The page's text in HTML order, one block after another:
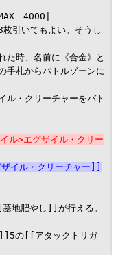
　4000|
引いてもよい。そうし
た時、名前に《合金》と
手札からバトルゾーンに
ル・クリーチャーをバト
>エグザイル・クリー
イル・クリーチャー]]
肥やし]]が行える。
の[[アタックトリガ